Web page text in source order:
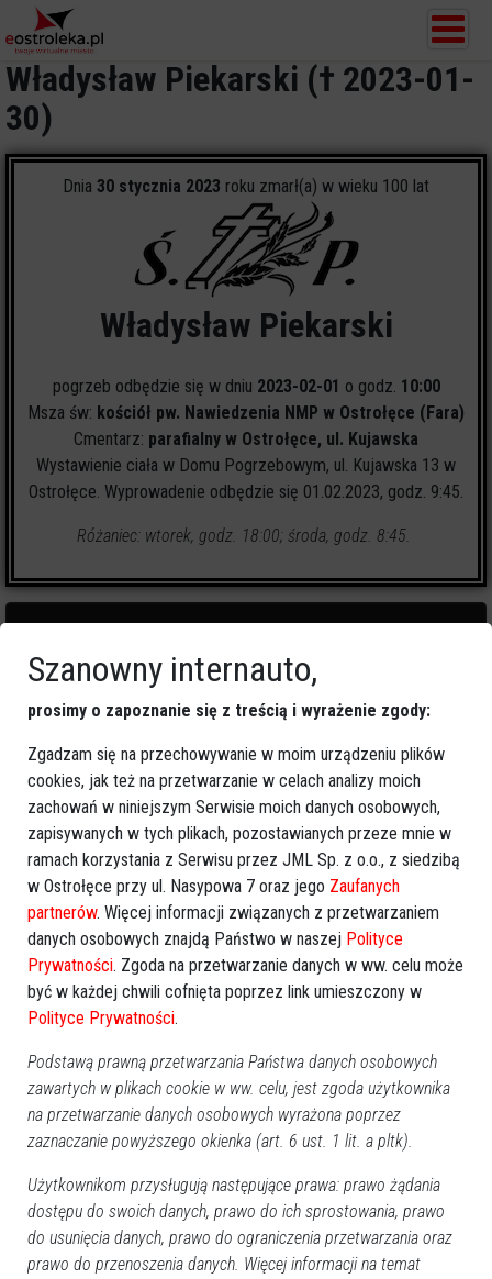
Władysław Piekarski († 2023-01-
30)
Dnia 30 stycznia 2023 roku zmarł(a) w wieku 100 lat
Władysław Piekarski
pogrzeb odbędzie się w dniu 2023-02-01 o godz. 10:00
Msza św: kościół pw. Nawiedzenia NMP w Ostrołęce (Fara)
Cmentarz: parafialny w Ostrołęce, ul. Kujawska
Wystawienie ciała w Domu Pogrzebowym, ul. Kujawska 13 w
Ostrołęce. Wyprowadenie odbędzie się 01.02.2023, godz. 9:45.
Różaniec: wtorek, godz. 18:00; środa, godz. 8:45.
1zapalonych świeczek
🕯Zapal świeczkę ↗Udostępnij
wróć
Szanowny internauto,
prosimy o zapoznanie się z treścią i wyrażenie zgody:
Zgadzam się na przechowywanie w moim urządzeniu plików
cookies, jak też na przetwarzanie w celach analizy moich
zachowań w niniejszym Serwisie moich danych osobowych,
zapisywanych w tych plikach, pozostawianych przeze mnie w
ramach korzystania z Serwisu przez JML Sp. z o.o., z siedzibą
w Ostrołęce przy ul. Nasypowa 7 oraz jego Zaufanych
partnerów. Więcej informacji związanych z przetwarzaniem
danych osobowych znajdą Państwo w naszej Polityce
Prywatności. Zgoda na przetwarzanie danych w ww. celu może
być w każdej chwili cofnięta poprzez link umieszczony w
Polityce Prywatności.
Podstawą prawną przetwarzania Państwa danych osobowych
zawartych w plikach cookie w ww. celu, jest zgoda użytkownika
na przetwarzanie danych osobowych wyrażona poprzez
zaznaczanie powyższego okienka (art. 6 ust. 1 lit. a pltk).
Użytkownikom przysługują następujące prawa: prawo żądania
dostępu do swoich danych, prawo do ich sprostowania, prawo
do usunięcia danych, prawo do ograniczenia przetwarzania oraz
prawo do przenoszenia danych. Więcej informacji na temat